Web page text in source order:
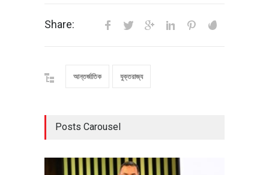
Share:
আন্তর্জাতিক যুক্তরাজ্য
Posts Carousel